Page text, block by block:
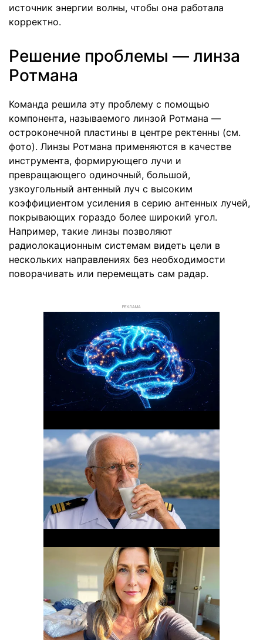
источник энергии волны, чтобы она работала
корректно.
Решение проблемы — линза
Ротмана
Команда решила эту проблему с помощью
компонента, называемого линзой Ротмана —
остроконечной пластины в центре ректенны (см.
фото). Линзы Ротмана применяются в качестве
инструмента, формирующего лучи и
превращающего одиночный, большой,
узкоугольный антенный луч с высоким
коэффициентом усиления в серию антенных лучей,
покрывающих гораздо более широкий угол.
Например, такие линзы позволяют
радиолокационным системам видеть цели в
нескольких направлениях без необходимости
поворачивать или перемещать сам радар.
РЕКЛАМА